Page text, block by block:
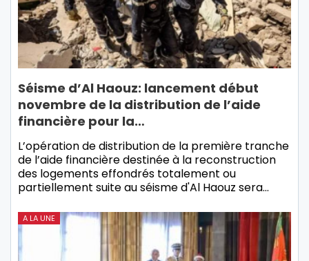
Séisme d’Al Haouz: lancement début
novembre de la distribution de l’aide
financière pour la…
L’opération de distribution de la première tranche
de l’aide financière destinée à la reconstruction
des logements effondrés totalement ou
partiellement suite au séisme d'Al Haouz sera…
A LA UNE